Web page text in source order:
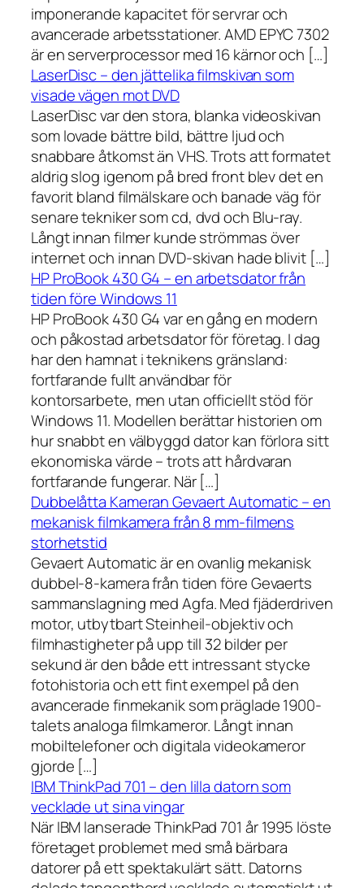
imponerande kapacitet för servrar och
avancerade arbetsstationer. AMD EPYC 7302
är en serverprocessor med 16 kärnor och […]
LaserDisc – den jättelika filmskivan som
visade vägen mot DVD
LaserDisc var den stora, blanka videoskivan
som lovade bättre bild, bättre ljud och
snabbare åtkomst än VHS. Trots att formatet
aldrig slog igenom på bred front blev det en
favorit bland filmälskare och banade väg för
senare tekniker som cd, dvd och Blu-ray.
Långt innan filmer kunde strömmas över
internet och innan DVD-skivan hade blivit […]
HP ProBook 430 G4 – en arbetsdator från
tiden före Windows 11
HP ProBook 430 G4 var en gång en modern
och påkostad arbetsdator för företag. I dag
har den hamnat i teknikens gränsland:
fortfarande fullt användbar för
kontorsarbete, men utan officiellt stöd för
Windows 11. Modellen berättar historien om
hur snabbt en välbyggd dator kan förlora sitt
ekonomiska värde – trots att hårdvaran
fortfarande fungerar. När […]
Dubbelåtta Kameran Gevaert Automatic – en
mekanisk filmkamera från 8 mm-filmens
storhetstid
Gevaert Automatic är en ovanlig mekanisk
dubbel-8-kamera från tiden före Gevaerts
sammanslagning med Agfa. Med fjäderdriven
motor, utbytbart Steinheil-objektiv och
filmhastigheter på upp till 32 bilder per
sekund är den både ett intressant stycke
fotohistoria och ett fint exempel på den
avancerade finmekanik som präglade 1900-
talets analoga filmkameror. Långt innan
mobiltelefoner och digitala videokameror
gjorde […]
IBM ThinkPad 701 – den lilla datorn som
vecklade ut sina vingar
När IBM lanserade ThinkPad 701 år 1995 löste
företaget problemet med små bärbara
datorer på ett spektakulärt sätt. Datorns